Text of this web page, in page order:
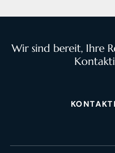
Wir sind bereit, Ihre